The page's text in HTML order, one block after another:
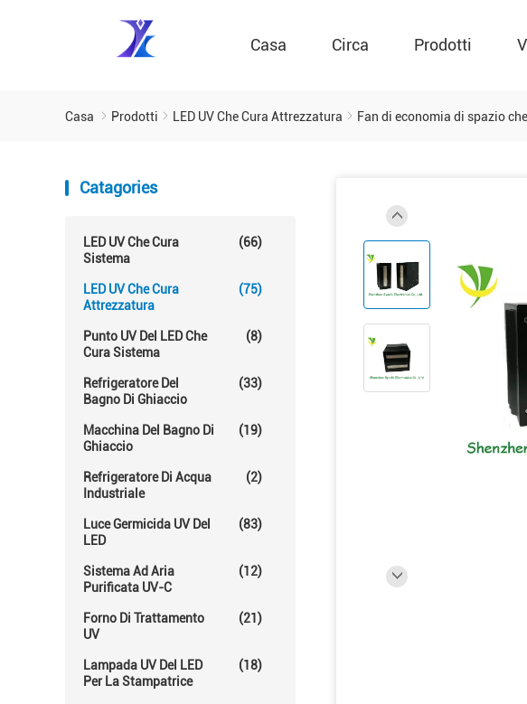
Casa Circa Prodotti
Casa Prodotti LED UV Che Cura Attrezzatura Fan di economia di spazio
Catagories
LED UV Che Cura
Sistema
(66)
LED UV Che Cura
Attrezzatura
(75)
Punto UV Del LED Che
Cura Sistema
(8)
Refrigeratore Del
Bagno Di Ghiaccio
(33)
Macchina Del Bagno Di
Ghiaccio
(19)
Refrigeratore Di Acqua
Industriale
(2)
Luce Germicida UV Del
LED
(83)
Sistema Ad Aria
Purificata UV-C
(12)
Forno Di Trattamento
UV
(21)
Lampada UV Del LED
Per La Stampatrice
(18)